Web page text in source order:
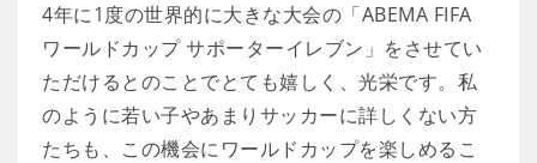
4年に1度の世界的に大きな大会の「ABEMA FIFA
ワールドカップ サポーターイレブン」をさせてい
ただけるとのことでとても嬉しく、光栄です。私
のように若い子やあまりサッカーに詳しくない方
たちも、この機会にワールドカップを楽しめるこ